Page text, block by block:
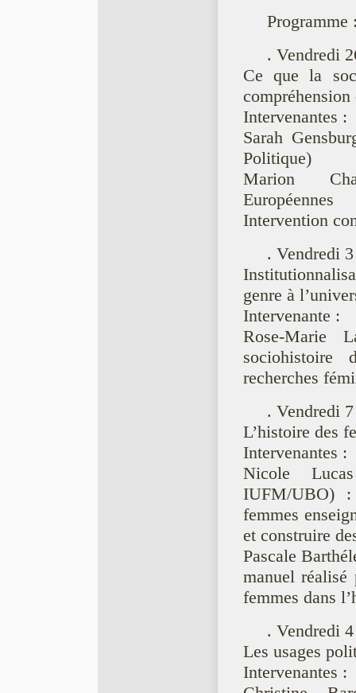
Programme
. Vendredi
Ce que la
Intervenantes :
Sarah
Politique)
Marion
Européennes
Intervention
. Vendredi
genre à
Intervenante :
Rose-Marie
sociohistoire
recherches
. Vendredi
L’histoire des
Intervenantes :
Nicole
IUFM/UBO) :
femmes
et construire
Pascale
manuel réalisé
femmes dans
. Vendredi
Les usages
Intervenantes :